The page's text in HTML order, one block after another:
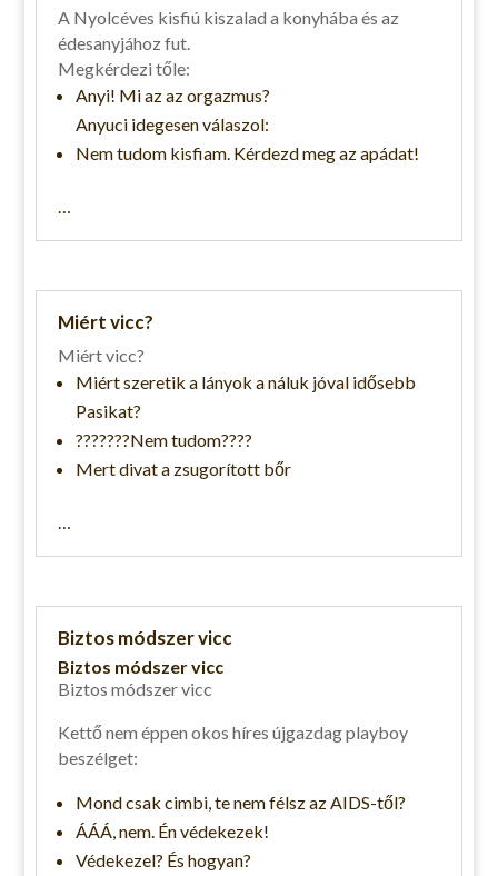
A Nyolcéves kisfiú kiszalad a konyhába és az
édesanyjához fut.
Megkérdezi tőle:
Anyi! Mi az az orgazmus?
Anyuci idegesen válaszol:
Nem tudom kisfiam. Kérdezd meg az apádat!
Miért vicc?
Miért vicc?
Miért szeretik a lányok a náluk jóval idősebb
Pasikat?
???????Nem tudom????
Mert divat a zsugorított bőr
Biztos módszer vicc
Biztos módszer vicc
Biztos módszer vicc
Kettő nem éppen okos híres újgazdag playboy
beszélget:
Mond csak cimbi, te nem félsz az AIDS-től?
ÁÁÁ, nem. Én védekezek!
Védekezel? És hogyan?